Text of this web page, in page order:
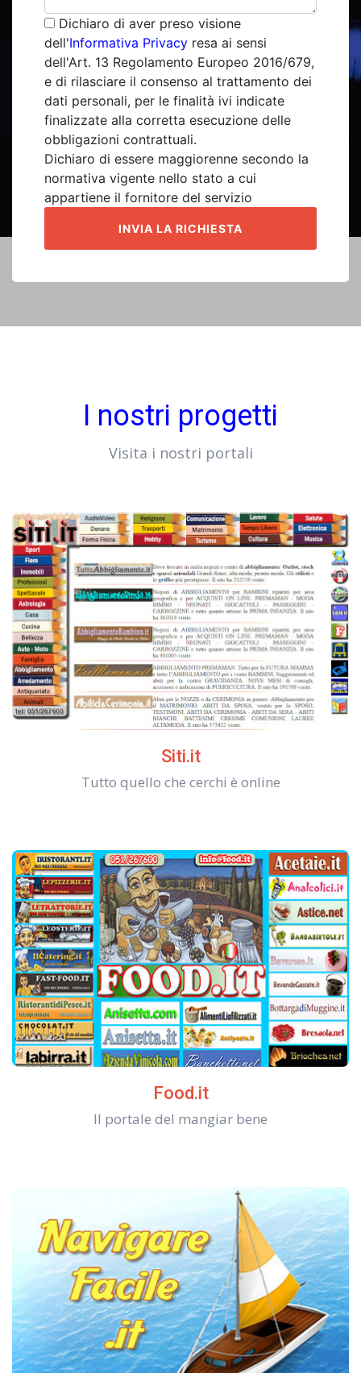
Dichiaro di aver preso visione
dell'Informativa Privacy resa ai sensi
dell'Art. 13 Regolamento Europeo 2016/679,
e di rilasciare il consenso al trattamento dei
dati personali, per le finalità ivi indicate
finalizzate alla corretta esecuzione delle
obbligazioni contrattuali.
Dichiaro di essere maggiorenne secondo la
normativa vigente nello stato a cui
appartiene il fornitore del servizio
I nostri progetti
Visita i nostri portali
Siti.it
Tutto quello che cerchi è online
Food.it
Il portale del mangiar bene